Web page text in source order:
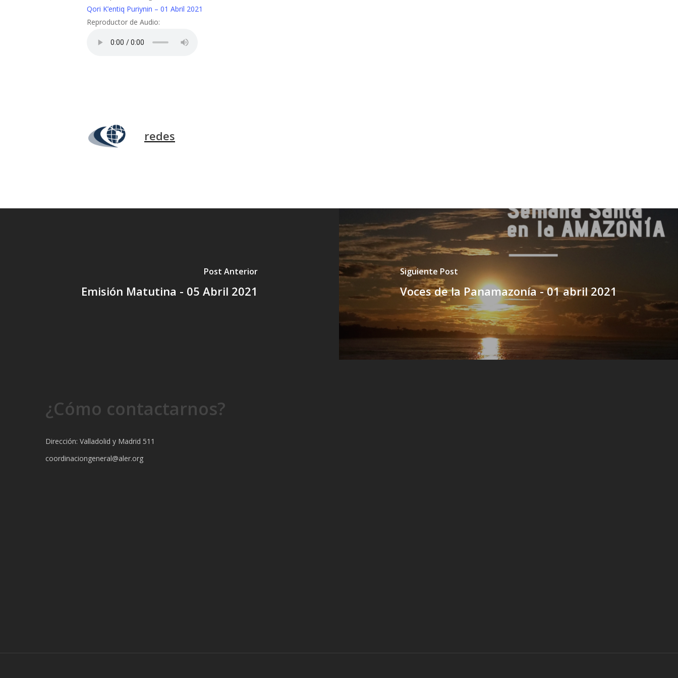
Qori K’entiq Puriynin – 01 Abril 2021
Reproductor de Audio:
redes
Post Anterior
Emisión Matutina - 05 Abril 2021
Siguiente Post
Voces de la Panamazonía - 01 abril 2021
¿Cómo contactarnos?
Dirección: Valladolid y Madrid 511
coordinaciongeneral@aler.org